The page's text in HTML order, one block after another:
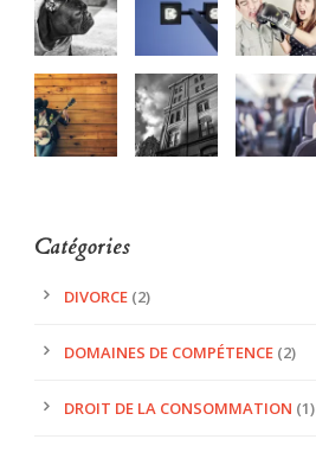
Catégories
DIVORCE (2)
DOMAINES DE COMPÉTENCE (2)
DROIT DE LA CONSOMMATION (1)